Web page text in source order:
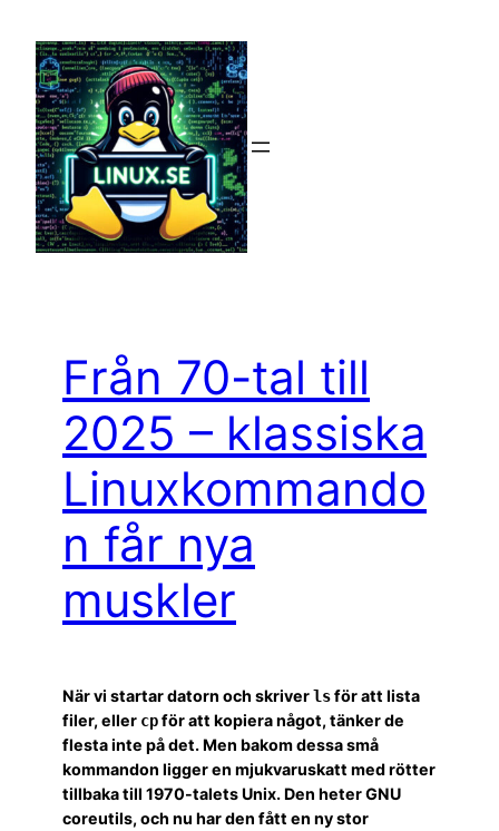
innehåll
Från 70-tal till
2025 – klassiska
Linuxkommando
n får nya
muskler
När vi startar datorn och skriverlsför att lista
filer, eller cpför att kopiera något, tänker de
flesta inte på det. Men bakom dessa små
kommandon ligger en mjukvaruskatt med rötter
tillbaka till 1970-talets Unix. Den heter GNU
coreutils, och nu har den fått en ny stor